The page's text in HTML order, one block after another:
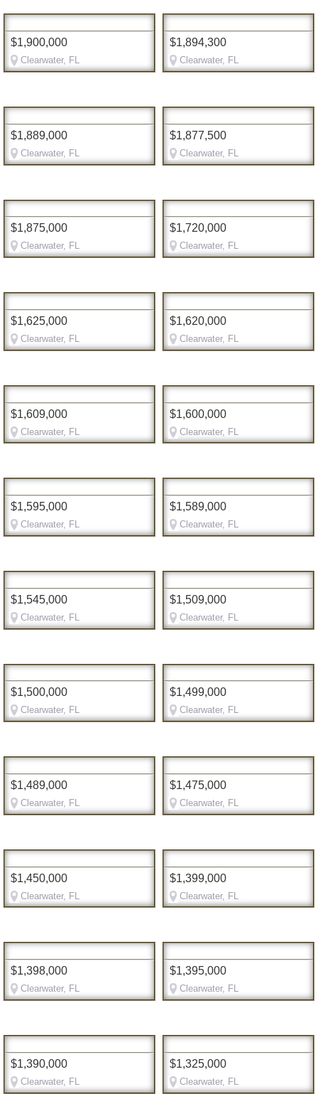
$1,900,000
Clearwater, FL
$1,894,300
Clearwater, FL
$1,889,000
Clearwater, FL
$1,877,500
Clearwater, FL
$1,875,000
Clearwater, FL
$1,720,000
Clearwater, FL
$1,625,000
Clearwater, FL
$1,620,000
Clearwater, FL
$1,609,000
Clearwater, FL
$1,600,000
Clearwater, FL
$1,595,000
Clearwater, FL
$1,589,000
Clearwater, FL
$1,545,000
Clearwater, FL
$1,509,000
Clearwater, FL
$1,500,000
Clearwater, FL
$1,499,000
Clearwater, FL
$1,489,000
Clearwater, FL
$1,475,000
Clearwater, FL
$1,450,000
Clearwater, FL
$1,399,000
Clearwater, FL
$1,398,000
Clearwater, FL
$1,395,000
Clearwater, FL
$1,390,000
Clearwater, FL
$1,325,000
Clearwater, FL